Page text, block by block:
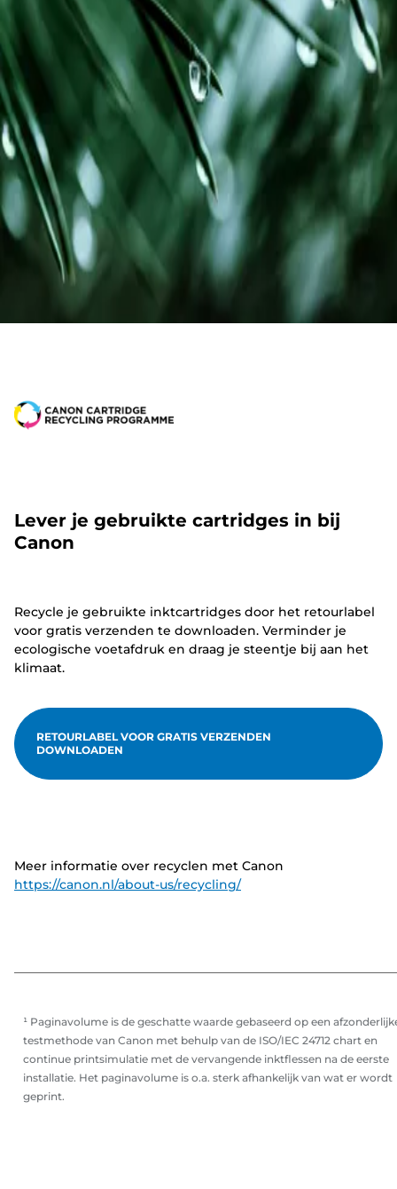
Lever je gebruikte cartridges in bij
Canon
Recycle je gebruikte inktcartridges door het retourlabel
voor gratis verzenden te downloaden. Verminder je
ecologische voetafdruk en draag je steentje bij aan het
klimaat.
RETOURLABEL VOOR GRATIS VERZENDEN
DOWNLOADEN
Meer informatie over recyclen met Canon
https://canon.nl/about-us/recycling/
¹ Paginavolume is de geschatte waarde gebaseerd op een
testmethode van Canon met behulp van de ISO/IEC 24712 chart en
continue printsimulatie met de vervangende inktflessen na de eerste
installatie. Het paginavolume is o.a. sterk afhankelijk van wat er wordt
geprint.